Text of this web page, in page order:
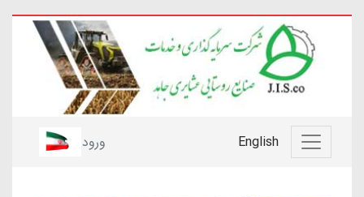
English ورود